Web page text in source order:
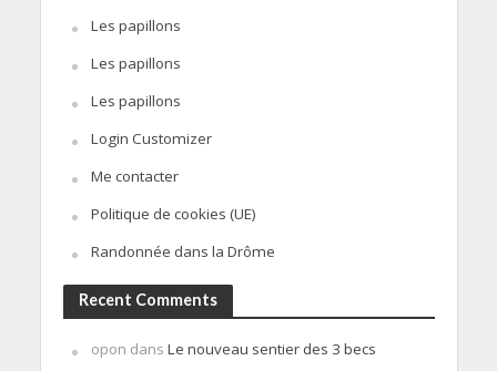
Les papillons
Les papillons
Les papillons
Login Customizer
Me contacter
Politique de cookies (UE)
Randonnée dans la Drôme
Recent Comments
opon dans Le nouveau sentier des 3 becs